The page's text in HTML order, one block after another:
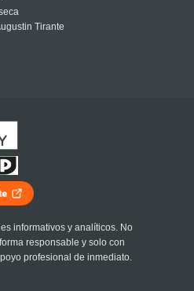
Tirante
informativos y analíticos. No
responsable y solo con
profesional de inmediato.